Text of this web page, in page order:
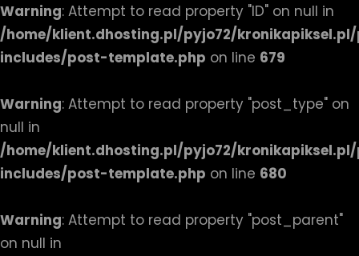
Warning: Attempt to read property "ID" on null in
/home/klient.dhosting.pl/pyjo72/
includes/post-template.php on line 679
Warning: Attempt to read property "post_type" on
null in
/home/klient.dhosting.pl/pyjo72/
includes/post-template.php on line 680
Warning: Attempt to read property "post_parent"
on null in